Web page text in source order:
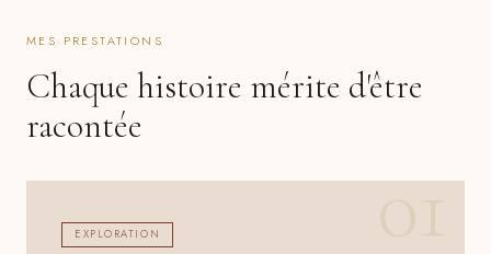
MES PRESTATIONS
Chaque histoire mérite d'être
racontée
EXPLORATION